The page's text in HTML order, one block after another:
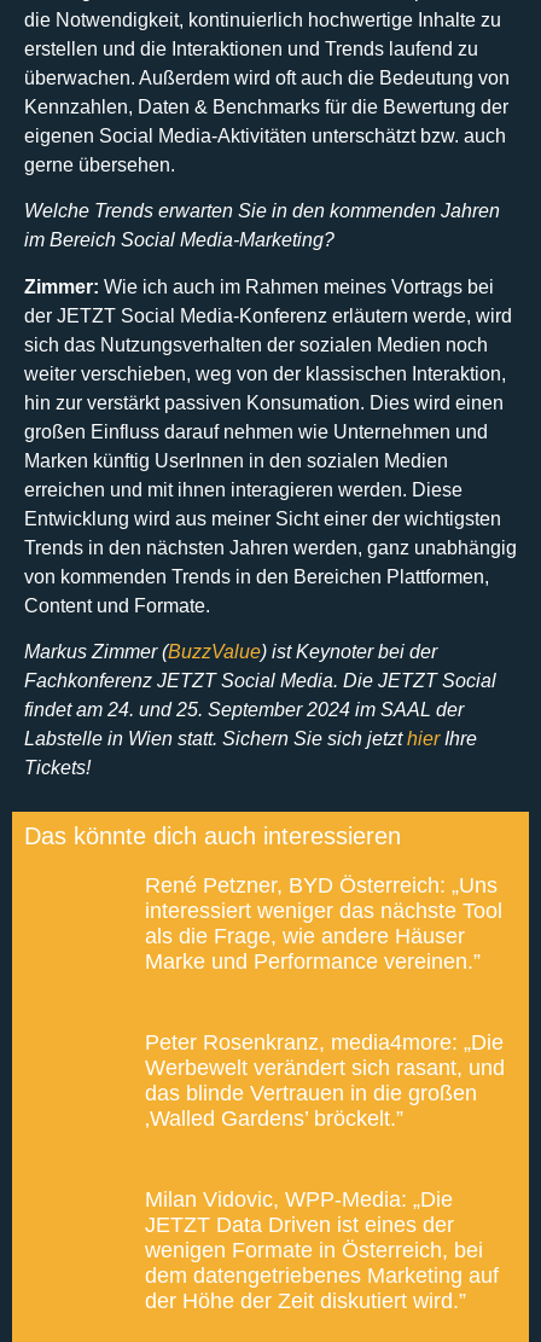
die Notwendigkeit, kontinuierlich hochwertige Inhalte zu
erstellen und die Interaktionen und Trends laufend zu
überwachen. Außerdem wird oft auch die Bedeutung von
Kennzahlen, Daten & Benchmarks für die Bewertung der
eigenen Social Media-Aktivitäten unterschätzt bzw. auch
gerne übersehen.
Welche Trends erwarten Sie in den kommenden Jahren
im Bereich Social Media-Marketing?
Zimmer: Wie ich auch im Rahmen meines Vortrags bei
der JETZT Social Media-Konferenz erläutern werde, wird
sich das Nutzungsverhalten der sozialen Medien noch
weiter verschieben, weg von der klassischen Interaktion,
hin zur verstärkt passiven Konsumation. Dies wird einen
großen Einfluss darauf nehmen wie Unternehmen und
Marken künftig UserInnen in den sozialen Medien
erreichen und mit ihnen interagieren werden. Diese
Entwicklung wird aus meiner Sicht einer der wichtigsten
Trends in den nächsten Jahren werden, ganz unabhängig
von kommenden Trends in den Bereichen Plattformen,
Content und Formate.
Markus Zimmer (BuzzValue) ist Keynoter bei der
Fachkonferenz JETZT Social Media. Die JETZT Social
findet am 24. und 25. September 2024 im SAAL der
Labstelle in Wien statt. Sichern Sie sich jetzthierIhre
Tickets!
Das könnte dich auch interessieren
René Petzner, BYD Österreich: „Uns
interessiert weniger das nächste Tool
als die Frage, wie andere Häuser
Marke und Performance vereinen.”
Peter Rosenkranz, media4more: „Die
Werbewelt verändert sich rasant, und
das blinde Vertrauen in die großen
‚Walled Gardens’ bröckelt.”
Milan Vidovic, WPP-Media: „Die
JETZT Data Driven ist eines der
wenigen Formate in Österreich, bei
dem datengetriebenes Marketing auf
der Höhe der Zeit diskutiert wird.”